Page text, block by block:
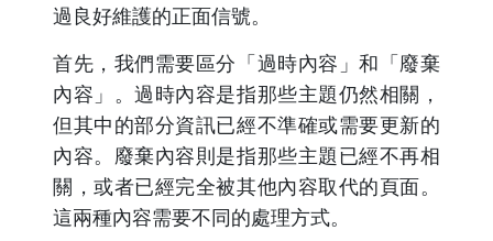
過良好維護的正面信號。
首先，我們需要區分「過時內容」和「廢棄
內容」。過時內容是指那些主題仍然相關，
但其中的部分資訊已經不準確或需要更新的
內容。廢棄內容則是指那些主題已經不再相
關，或者已經完全被其他內容取代的頁面。
這兩種內容需要不同的處理方式。